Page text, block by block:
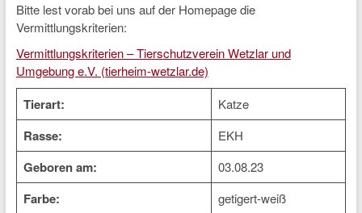
Bitte lest vorab bei uns auf der Homepage die
Vermittlungskriterien:
Vermittlungskriterien – Tierschutzverein Wetzlar und
Umgebung e.V. (tierheim-wetzlar.de)
Tierart: Katze
Rasse: EKH
Geboren am: 03.08.23
Farbe: getigert-weiß